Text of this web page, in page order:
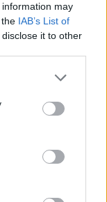
information may
IAB’s List of
it to other
or more Google
You may click to
party tags to
in below Google
της Ευρωπαϊκό
του